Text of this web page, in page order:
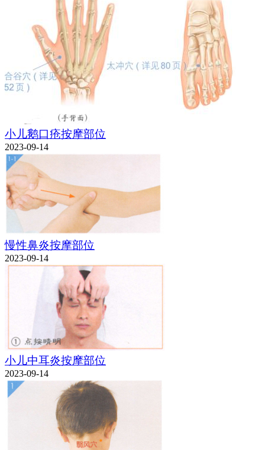
小儿鹅口疮按摩部位
2023-09-14
慢性鼻炎按摩部位
2023-09-14
小儿中耳炎按摩部位
2023-09-14